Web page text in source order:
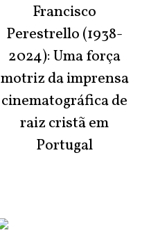
Francisco
Perestrello (1938-
2024): Uma força
motriz da imprensa
cinematográfica de
raiz cristã em
Portugal